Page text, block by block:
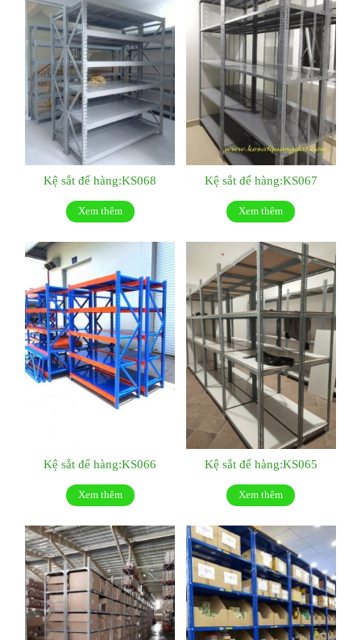
Kệ sắt để hàng:KS068
Xem thêm
Kệ sắt để hàng:KS067
Xem thêm
Kệ sắt để hàng:KS066
Xem thêm
Kệ sắt để hàng:KS065
Xem thêm